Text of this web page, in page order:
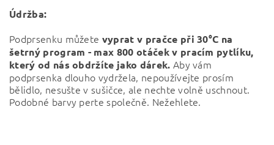
Údržba:
Podprsenku můžete vyprat v pračce při30°C na
šetrný program - max 800 otáček v pracím pytlíku,
který od nás obdržíte jako dárek. Aby vám
podprsenka dlouho vydržela, nepoužívejte prosím
bělidlo, nesušte v sušičce, ale nechte volně uschnout.
Podobné barvy perte společně. Nežehlete.